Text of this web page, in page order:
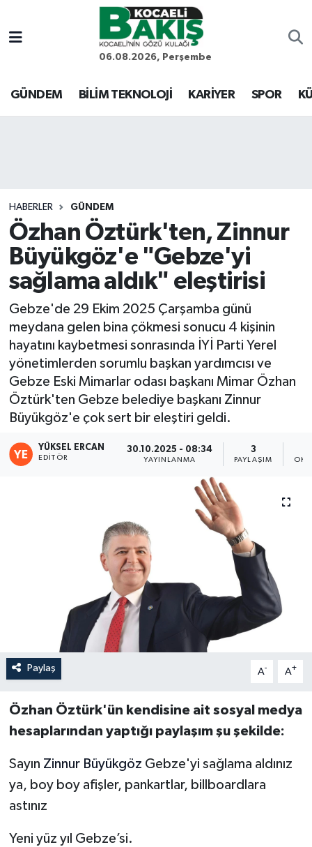
06.08.2026, Perşembe
GÜNDEM BİLİM TEKNOLOJİ KARİYER SPOR
HABERLER GÜNDEM
Özhan Öztürk'ten, Zinnur
Büyükgöz'e "Gebze'yi
sağlama aldık" eleştirisi
Gebze'de 29 Ekim 2025 Çarşamba günü
meydana gelen bina çökmesi sonucu 4 kişinin
hayatını kaybetmesi sonrasında İYİ Parti Yerel
yönetimlerden sorumlu başkan yardımcısı ve
Gebze Eski Mimarlar odası başkanı Mimar Özhan
Öztürk'ten Gebze belediye başkanı Zinnur
Büyükgöz'e çok sert bir eleştiri geldi.
YÜKSEL ERCAN
EDITÖR
30.10.2025 - 08:34
YAYINLANMA
3
PAYLAŞIM
Paylaş A- A+
Özhan Öztürk'ün kendisine ait sosyal medya
hesaplarından yaptığı paylaşım şu şekilde:
Sayın Zinnur Büyükgöz Gebze'yi sağlama aldınız
ya, boy boy afişler, pankartlar, billboardlara
astınız
Yeni yüz yıl Gebze’si.
Kocaeli Nöbetçi Eczaneler
Kocaeli Hava Durumu
Son Dakika Haberleri
Haber Arşivi